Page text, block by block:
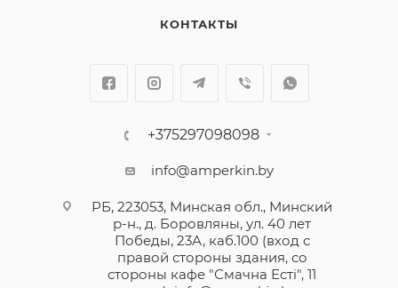
КОНТАКТЫ
+375297098098
info@amperkin.by
РБ, 223053, Минская обл., Минский
р-н., д. Боровляны, ул. 40 лет
Победы, 23А, каб.100 (вход с
правой стороны здания, со
стороны кафе "Смачна Естi", 11